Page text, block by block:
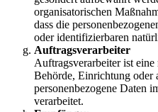
organisatorischen
dass die
oder identifizierbaren
Auftragsverarbeiter
Auftragsverarbeiter ist
Behörde, Einrichtung oder
personenbezogene Daten
verarbeitet.